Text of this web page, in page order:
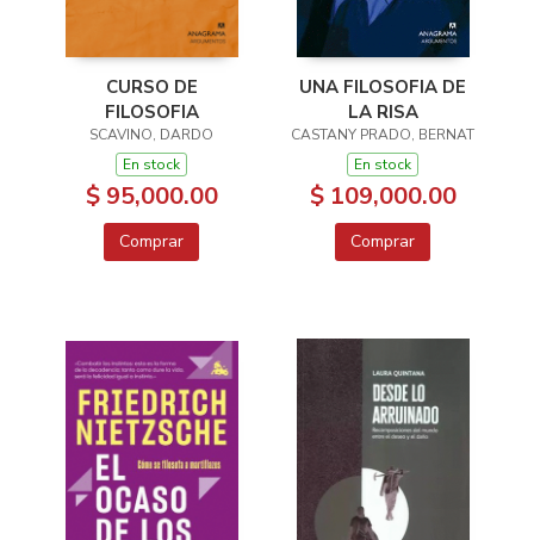
CURSO DE
FILOSOFIA
SCAVINO, DARDO
En stock
$ 95,000.00
Comprar
UNA FILOSOFIA DE
LA RISA
CASTANY PRADO, BERNAT
En stock
$ 109,000.00
Comprar